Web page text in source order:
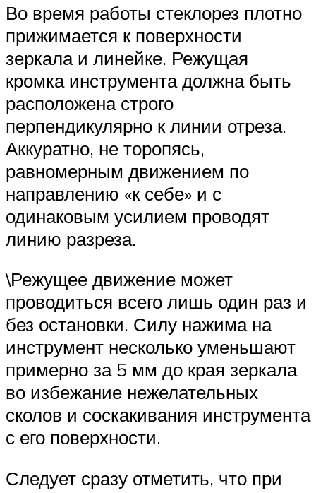
Во время работы стеклорез плотно
прижимается к поверхности
зеркала и линейке. Режущая
кромка инструмента должна быть
расположена строго
перпендикулярно к линии отреза.
Аккуратно, не торопясь,
равномерным движением по
направлению «к себе» и с
одинаковым усилием проводят
линию разреза.
\Режущее движение может
проводиться всего лишь один раз и
без остановки. Силу нажима на
инструмент несколько уменьшают
примерно за 5 мм до края зеркала
во избежание нежелательных
сколов и соскакивания инструмента
с его поверхности.
Следует сразу отметить, что при